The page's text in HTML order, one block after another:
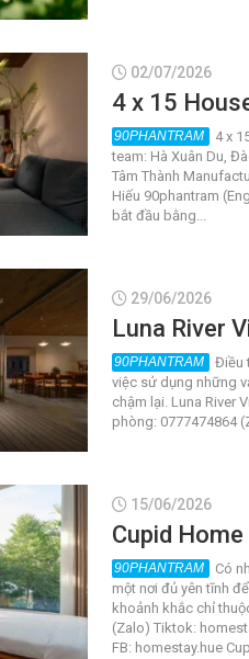
02/07/2026
4 x 15
4 x
team: Hà Xuân Du,
Tâm Thành
Hiếu 90phantram
bắt đầu bằng...
29/06/2026
Luna River
Điều
việc sử dụng những
chậm lại. Luna River
phòng: 0777474864
15/06/2026
Cupid
Có
một nơi đủ yên tĩnh
khoảnh khắc chỉ
(Zalo) Tiktok:
FB: homestay.hue